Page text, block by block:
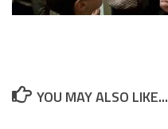
YOU MAY ALSO LIKE...